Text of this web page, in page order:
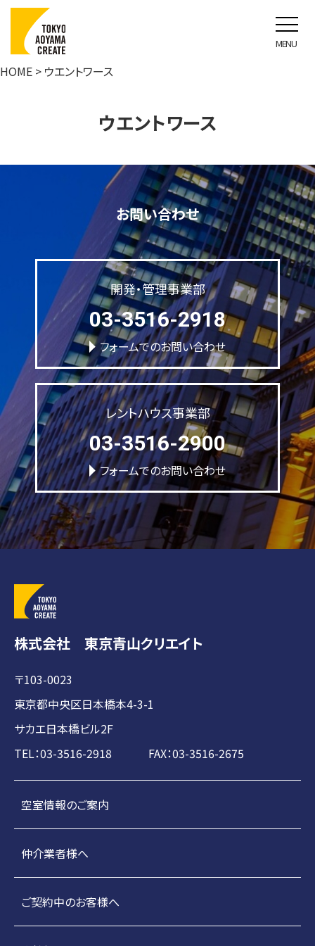
ウエントワース
HOME > ウエントワース
ウエントワース
お問い合わせ
開発・管理事業部
03-3516-2918
フォームでのお問い合わせ
レントハウス事業部
03-3516-2900
フォームでのお問い合わせ
株式会社 東京青山クリエイト
〒103-0023
東京都中央区日本橋本4-3-1
サカエ日本橋ビル2F
TEL：03-3516-2918 FAX：03-3516-2675
空室情報のご案内
仲介業者様へ
ご契約中のお客様へ